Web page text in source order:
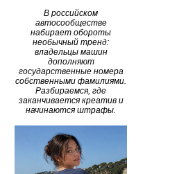
В российском
автосообществе
набирает обороты
необычный тренд:
владельцы машин
дополняют
государственные номера
собственными фамилиями.
Разбираемся, где
заканчивается креатив и
начинаются штрафы.